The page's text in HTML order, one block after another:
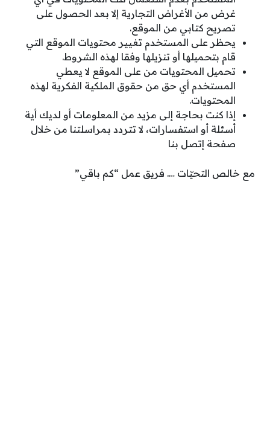
غرض من الأغراض التجارية إلا بعد الحصول على
تصريح كتابي من الموقع.
يحظر على المستخدم تغيير محتويات الموقع التي
قام بتحميلها أو تنزيلها وفقا لهذه الشروط.
تحميل المحتويات من على الموقع لا يعطي
المستخدم أي حق من حقوق الملكية الفكرية لهذه
المحتويات.
إذا كنت بحاجة إلى مزيد من المعلومات أو لديك أية
أسئلة أو استفسارات، لا تتردد بمراسلتنا من خلال
صفحة إتصل بنا
مع خالص التحيّات …. فريق عمل “كم باقي”